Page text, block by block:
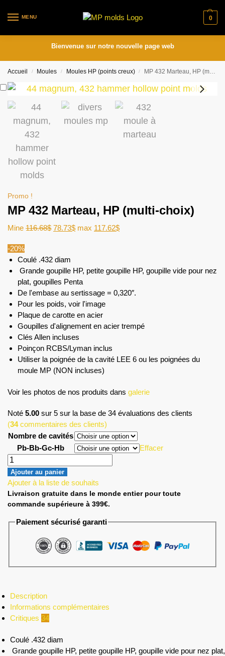
MENU 0
Bienvenue sur notre nouvelle page web
Accueil / Moules / Moules HP (points creux) / MP 432 Marteau, HP (multi-choix)
Promo !
MP 432 Marteau, HP (multi-choix)
Mine 116.68$ 78.73$ max 117.62$
-20%
Coulé .432 diam
Grande goupille HP, petite goupille HP, goupille vide pour nez
plat, goupilles Penta
De l'embase au sertissage = 0,320″.
Pour les poids, voir l'image
Plaque de carotte en acier
Goupilles d'alignement en acier trempé
Clés Allen incluses
Poinçon RCBS/Lyman inclus
Utiliser la poignée de la cavité LEE 6 ou les poignées du
moule MP (NON incluses)
Voir les photos de nos produits dans galerie
Noté 5.00 sur 5 sur la base de 34 évaluations des clients
(34commentaires des clients)
Nombre de cavités
Pb-Bb-Gc-Hb
Effacer
Ajouter au panier
Ajouter à la liste de souhaits
Livraison gratuite dans le monde entier pour toute
commande supérieure à 399€.
Paiement sécurisé garanti
Description
Informations complémentaires
Critiques 34
Coulé .432 diam
Grande goupille HP, petite goupille HP, goupille vide pour nez plat,